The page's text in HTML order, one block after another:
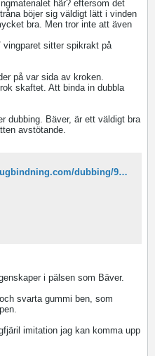
här? eftersom det
böjer sig väldigt lätt i vinden
bra. Men tror inte att även
vingparet sitter spikrakt på
på var sida av kroken.
skaftet. Att binda in dubbla
dubbing. Bäver, är ett väldigt bra
avstötande.
https://www.flugbindning.com/dubbing/920-baver-12-farger-dispenser-.html
i pälsen som Bäver.
svarta gummi ben, som
imitation jag kan komma upp